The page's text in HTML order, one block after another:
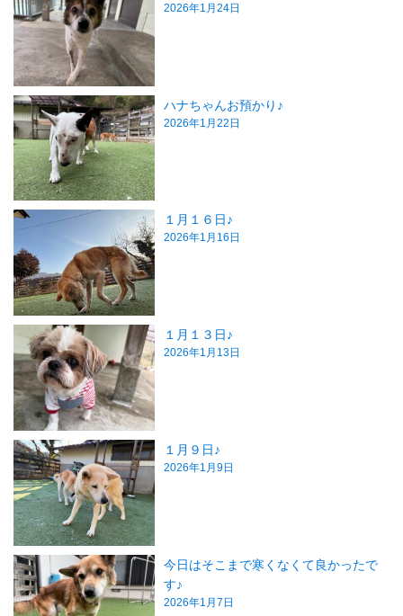
2026年1月24日
ハナちゃんお預かり♪
2026年1月22日
１月１６日♪
2026年1月16日
１月１３日♪
2026年1月13日
１月９日♪
2026年1月9日
今日はそこまで寒くなくて良かったで
す♪
2026年1月7日